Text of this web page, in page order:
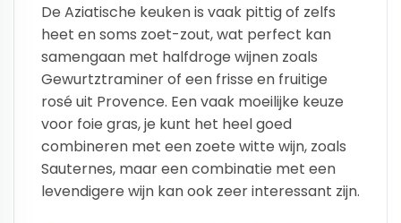
De Aziatische keuken is vaak pittig of zelfs
heet en soms zoet-zout, wat perfect kan
samengaan met halfdroge wijnen zoals
Gewurtztraminer of een frisse en fruitige
rosé uit Provence. Een vaak moeilijke keuze
voor foie gras, je kunt het heel goed
combineren met een zoete witte wijn, zoals
Sauternes, maar een combinatie met een
levendigere wijn kan ook zeer interessant zijn.